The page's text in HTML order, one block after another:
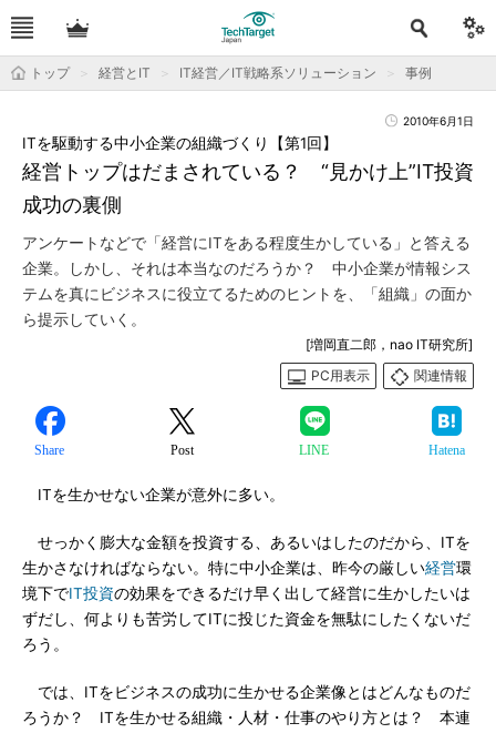
トップ 経営とIT IT経営／IT戦略系ソリューション 事例
2010年6月1日
経営トップはだまされている？ “見かけ上”IT投資
成功の裏側
ITを駆動する中小企業の組織づくり【第1回】
アンケートなどで「経営にITをある程度生かしている」と答える
企業。しかし、それは本当なのだろうか？ 中小企業が情報シス
テムを真にビジネスに役立てるためのヒントを、「組織」の面か
ら提示していく。
[増岡直二郎，nao IT研究所]
PC用表示
関連情報
Share Post LINE Hatena
ITを生かせない企業が意外に多い。
せっかく膨大な金額を投資する、あるいはしたのだから、ITを
生かさなければならない。特に中小企業は、昨今の厳しい経営環
境下でIT投資の効果をできるだけ早く出して経営に生かしたいは
ずだし、何よりも苦労してITに投じた資金を無駄にしたくないだ
ろう。
では、ITをビジネスの成功に生かせる企業像とはどんなものだ
ろうか？ ITを生かせる組織・人材・仕事のやり方とは？ 本連